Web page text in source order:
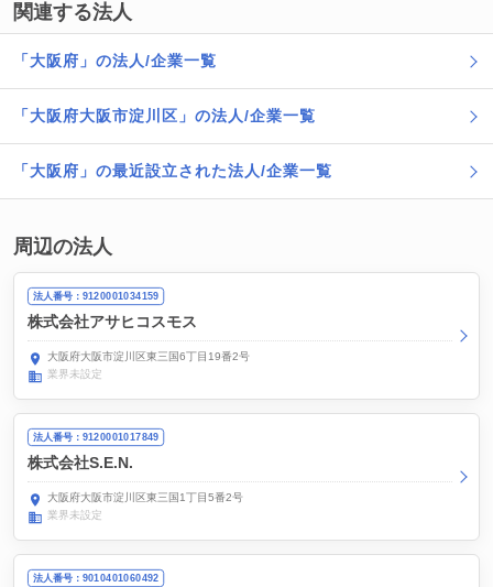
関連する法人
「大阪府」の法人/企業一覧
「大阪府大阪市淀川区」の法人/企業一覧
「大阪府」の最近設立された法人/企業一覧
周辺の法人
法人番号：9120001034159
株式会社アサヒコスモス
大阪府大阪市淀川区東三国6丁目19番2号
業界未設定
法人番号：9120001017849
株式会社S.E.N.
大阪府大阪市淀川区東三国1丁目5番2号
業界未設定
法人番号：9010401060492